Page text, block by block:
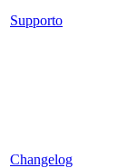
Supporto
Changelog